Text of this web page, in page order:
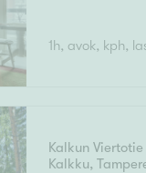
Järvenpää
N
1h, avok, kph,
Kalkun Viertotie
Kalkku,